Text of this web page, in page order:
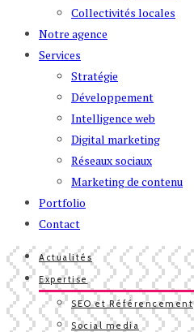
Collectivités locales
Notre agence
Services
Stratégie
Développement
Intelligence web
Digital marketing
Réseaux sociaux
Marketing de contenu
Portfolio
Contact
Actualités
Expertise
SEO et Référencement
Social media